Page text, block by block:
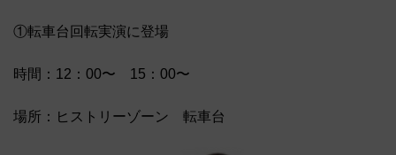
①転車台回転実演に登場
時間：12：00〜 15：00〜
場所：ヒストリーゾーン 転車台